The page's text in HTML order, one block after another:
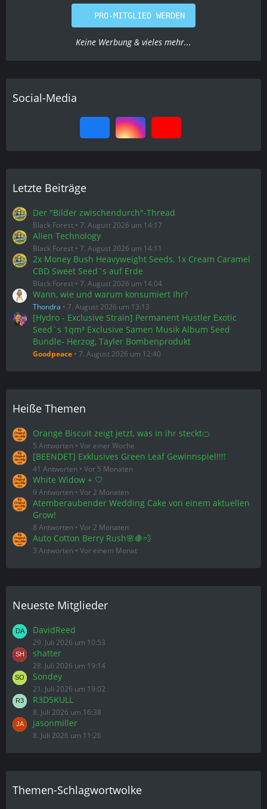
PRO-MITGLIED WERDEN
Keine Werbung & vieles mehr...
Social-Media
Letzte Beiträge
Der "Bilder zwischendurch"-Thread
Black Forest 7. August 2026 um 14:17
Alien Technology
Black Forest 7. August 2026 um 14:11
2x Money Bush Heavyweight Seeds, 1x Cream Caramel
CBD Sweet Seed`s auf Erde
Black Forest 7. August 2026 um 14:04
Wann, wie und warum konsumiert Ihr?
Thondra 7. August 2026 um 13:13
[Hydro - Exclusive Strain] Permanent Hustler Exotic
Seed`s 1qm³ Exclusive Samen Musik Album Seed
Bundle- Herzog, Tayler Bombenprodukt
Goodpeace 7. August 2026 um 12:40
Heiße Themen
Orange Biscuit zeigt jetzt, was in ihr steckt🍊
5 Antworten Vor einer Woche
[BEENDET] Exklusives Green Leaf Gewinnspiel!!!!
41 Antworten Vor 5 Monaten
White Widow + 🤍
9 Antworten Vor 2 Monaten
Atemberaubender Wedding Cake von einem aktuellen
Grow!
8 Antworten Vor 2 Monaten
Auto Cotton Berry Rush🌸🍇💨
3 Antworten Vor einem Monat
Neueste Mitglieder
DavidReed
29. Juli 2026 um 10:53
shatter
28. Juli 2026 um 19:14
Sondey
21. Juli 2026 um 19:02
R3D5KULL
8. Juli 2026 um 16:38
jasonmiller
8. Juli 2026 um 11:26
Themen-Schlagwortwolke